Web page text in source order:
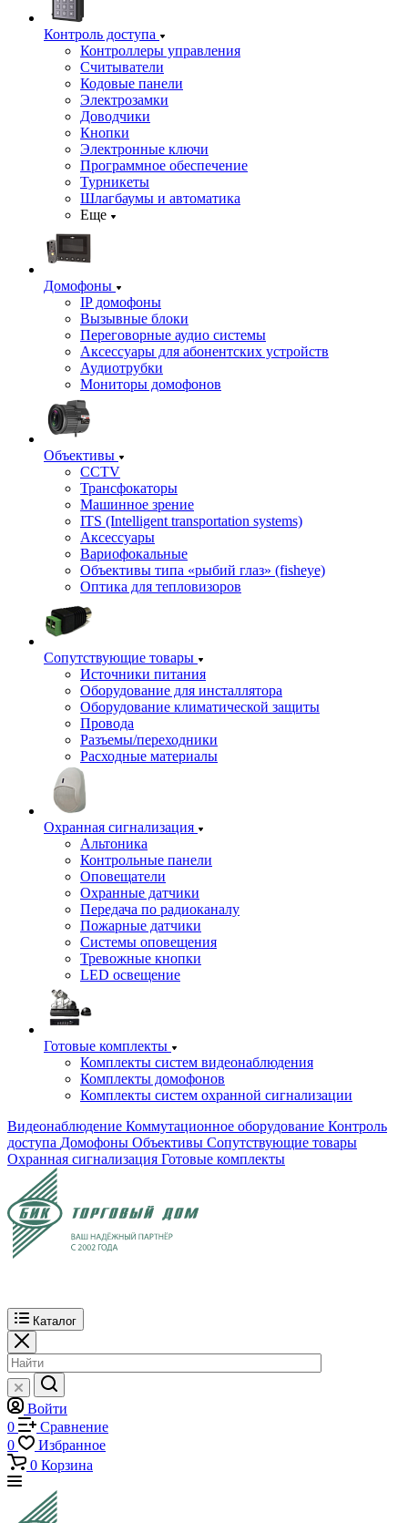
Контроль доступа
Контроллеры управления
Считыватели
Кодовые панели
Электрозамки
Доводчики
Кнопки
Электронные ключи
Программное обеспечение
Турникеты
Шлагбаумы и автоматика
Еще
Домофоны
IP домофоны
Вызывные блоки
Переговорные аудио системы
Аксессуары для абонентских устройств
Аудиотрубки
Мониторы домофонов
Объективы
CCTV
Трансфокаторы
Машинное зрение
ITS (Intelligent transportation systems)
Аксессуары
Вариофокальные
Объективы типа «рыбий глаз» (fisheye)
Оптика для тепловизоров
Сопутствующие товары
Источники питания
Оборудование для инсталлятора
Оборудование климатической защиты
Провода
Разъемы/переходники
Расходные материалы
Охранная сигнализация
Альтоника
Контрольные панели
Оповещатели
Охранные датчики
Передача по радиоканалу
Пожарные датчики
Системы оповещения
Тревожные кнопки
LED освещение
Готовые комплекты
Комплекты систем видеонаблюдения
Комплекты домофонов
Комплекты систем охранной сигнализации
Видеонаблюдение Коммутационное оборудование Контроль
доступа Домофоны Объективы Сопутствующие товары
Охранная сигнализация Готовые комплекты
Каталог
Войти
0
Сравнение
0
Избранное
0 Корзина